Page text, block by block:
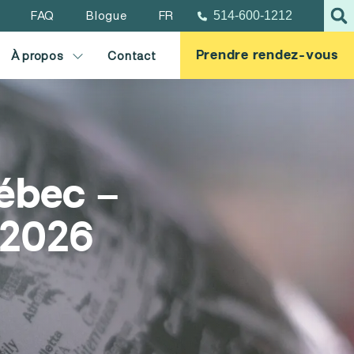
FAQ Blogue FR 514-600-1212
À propos Contact Prendre rendez-vous
–